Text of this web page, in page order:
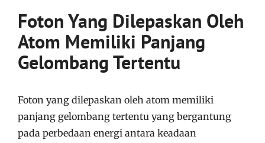
Foton Yang Dilepaskan Oleh
Atom Memiliki Panjang
Gelombang Tertentu
Foton yang dilepaskan oleh atom memiliki
panjang gelombang tertentu yang bergantung
pada perbedaan energi antara keadaan